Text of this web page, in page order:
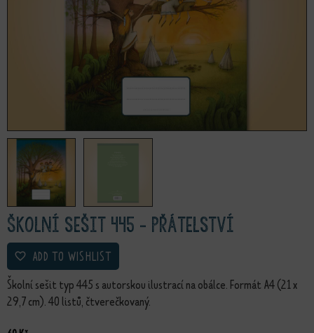
Školní sešit 445 - Přátelství
ADD TO WISHLIST
Školní sešit typ 445 s autorskou ilustrací na obálce. Formát A4 (21 x
29,7 cm). 40 listů, čtverečkovaný.